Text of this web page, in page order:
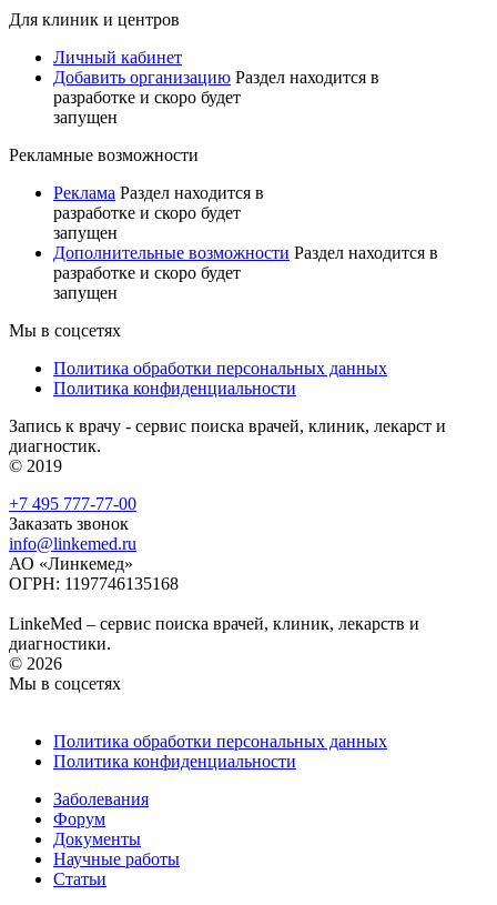
Для клиник и центров
Личный кабинет
Добавить организацию Раздел находится в
разработке и скоро будет
запущен
Рекламные возможности
Реклама Раздел находится в
разработке и скоро будет
запущен
Дополнительные возможности Раздел находится в
разработке и скоро будет
запущен
Мы в соцсетях
Политика обработки персональных данных
Политика конфиденциальности
Запись к врачу - сервис поиска врачей, клиник, лекарст и
диагностик.
© 2019
+7 495 777-77-00
Заказать звонок
info@linkemed.ru
АО «Линкемед»
ОГРН: 1197746135168
LinkeMed – сервис поиска врачей, клиник, лекарств и
диагностики.
© 2026
Мы в соцсетях
Политика обработки персональных данных
Политика конфиденциальности
Заболевания
Форум
Документы
Научные работы
Статьи